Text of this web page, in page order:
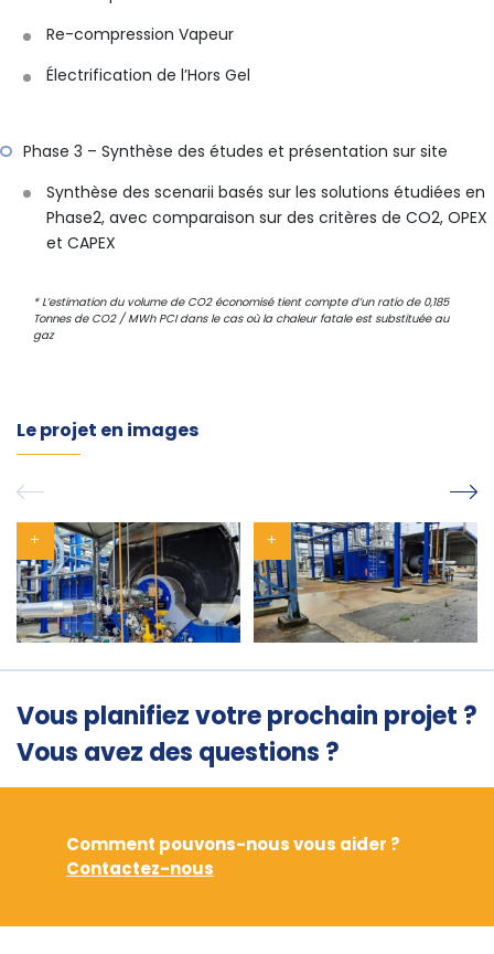
Re-compression Vapeur
Électrification de l’Hors Gel
Phase 3 – Synthèse des études et présentation sur site
Synthèse des scenarii basés sur les solutions étudiées en
Phase2, avec comparaison sur des critères de CO2, OPEX
et CAPEX
* L’estimation du volume de CO2 économisé tient compte d’un ratio de 0,185
Tonnes de CO2 / MWh PCI dans le cas où la chaleur fatale est substituée au
gaz
Le projet en images
Vous planifiez votre prochain projet ?
Vous avez des questions ?
Comment pouvons-nous vous aider ?
Contactez-nous